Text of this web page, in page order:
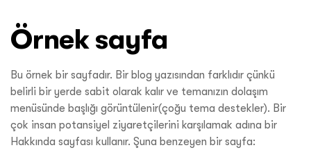
Örnek sayfa
Bu örnek bir sayfadır. Bir blog yazısından farklıdır çünkü
belirli bir yerde sabit olarak kalır ve temanızın dolaşım
menüsünde başlığı görüntülenir(çoğu tema destekler). Bir
çok insan potansiyel ziyaretçilerini karşılamak adına bir
Hakkında sayfası kullanır. Şuna benzeyen bir sayfa: